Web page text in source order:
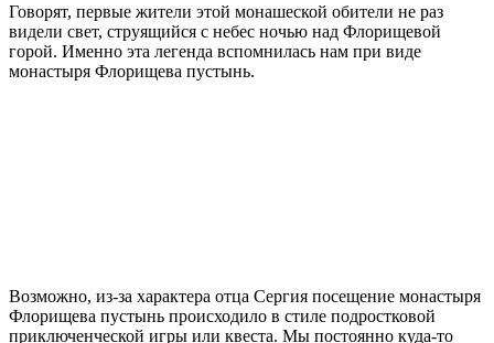
Говорят, первые жители этой монашеской обители не раз
видели свет, струящийся с небес ночью над Флорищевой
горой. Именно эта легенда вспомнилась нам при виде
монастыря Флорищева пустынь.
Возможно, из-за характера отца Сергия посещение монастыря
Флорищева пустынь происходило в стиле подростковой
приключенческой игры или квеста. Мы постоянно куда-то